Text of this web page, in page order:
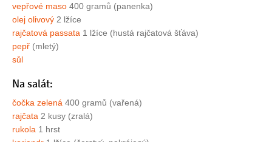
vepřové maso 400 gramů (panenka)
olej olivový 2 lžíce
rajčatová passata 1 lžíce (hustá rajčatová šťáva)
pepř (mletý)
sůl
Na salát:
čočka zelená 400 gramů (vařená)
rajčata 2 kusy (zralá)
rukola 1 hrst